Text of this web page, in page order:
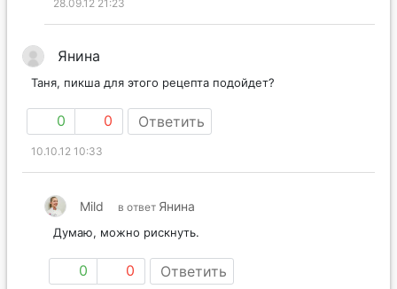
28.09.12 21:23
Янина
Таня, пикша для этого рецепта подойдет?
0 0 Ответить
10.10.12 10:33
Mild в ответ Янина
Думаю, можно рискнуть.
0 0 Ответить